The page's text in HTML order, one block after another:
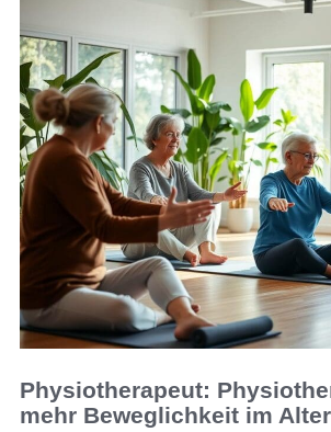
Physiotherapeut:
mehr Beweglichkeit im Alter